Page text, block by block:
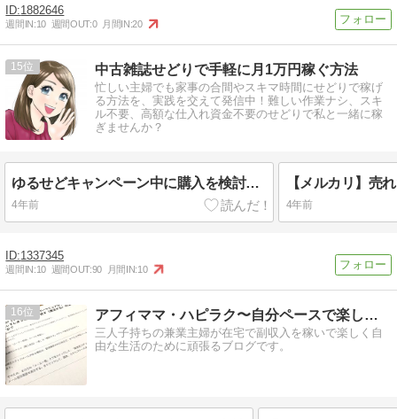
1882646
週間IN:10 週間OUT:0 月間IN:20
15 中古雑誌せどりで手軽に月1万円稼ぐ方法
忙しい主婦でも家事の合間やスキマ時間にせどりで稼げ
る方法を、実践を交えて発信中！難しい作業ナシ、スキ
ル不要、高額な仕入れ資金不要のせどりで私と一緒に稼
ぎませんか？
ゆるせどキャンペーン中に購入を検討されている方へ
4年前 4年前
1337345
週間IN:10 週間OUT:90 月間IN:10
16 アフィママ・ハピラク〜自分ペースで楽しく稼ぐ実践記〜
三人子持ちの兼業主婦が在宅で副収入を稼いで楽しく自
由な生活のために頑張るブログです。